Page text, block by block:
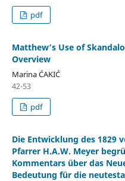
pdf
Matthew’s Use of
Overview
Marina ĆAKIĆ
42-53
pdf
Die Entwicklung des 1829
Pfarrer H.A.W. Meyer
Kommentars über das
Bedeutung für die